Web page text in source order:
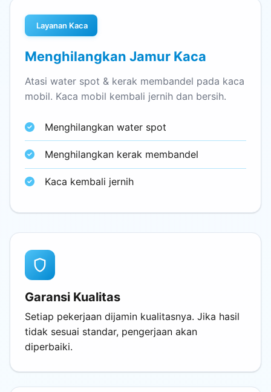
Layanan Kaca
Menghilangkan Jamur Kaca
Atasi water spot & kerak membandel pada kaca
mobil. Kaca mobil kembali jernih dan bersih.
Menghilangkan water spot
Menghilangkan kerak membandel
Kaca kembali jernih
shield
Garansi Kualitas
Setiap pekerjaan dijamin kualitasnya. Jika hasil
tidak sesuai standar, pengerjaan akan
diperbaiki.